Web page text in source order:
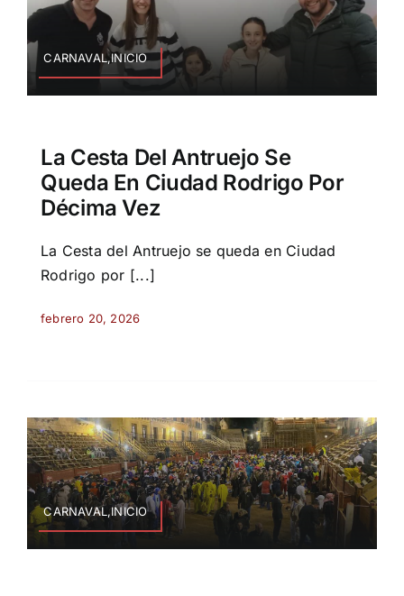
CARNAVAL,INICIO
La Cesta Del Antruejo Se
Queda En Ciudad Rodrigo Por
Décima Vez
La Cesta del Antruejo se queda en Ciudad
Rodrigo por [...]
febrero 20, 2026
CARNAVAL,INICIO